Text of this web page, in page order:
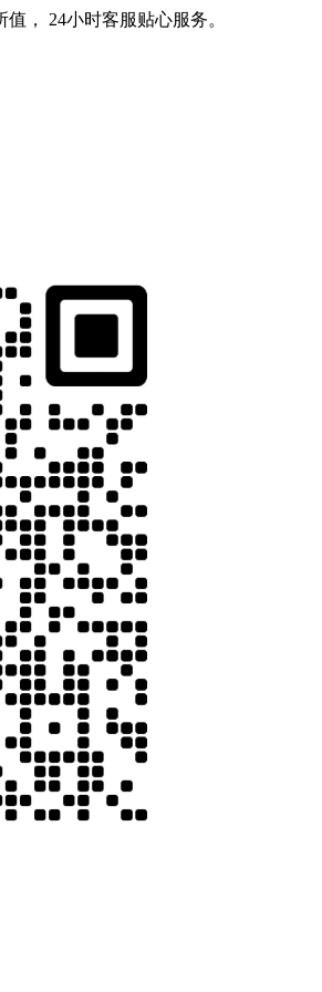
， 24小时客服贴心服务。